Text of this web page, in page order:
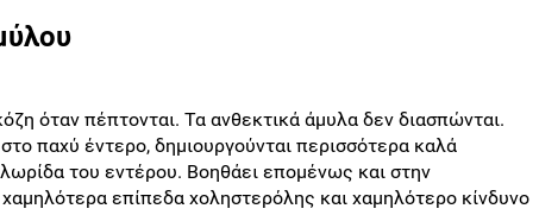
όταν πέπτονται. Τα ανθεκτικά άμυλα δεν διασπώνται.
παχύ έντερο, δημιουργούνται περισσότερα καλά
του εντέρου. Βοηθάει επομένως και στην
επίπεδα χοληστερόλης και χαμηλότερο κίνδυνο